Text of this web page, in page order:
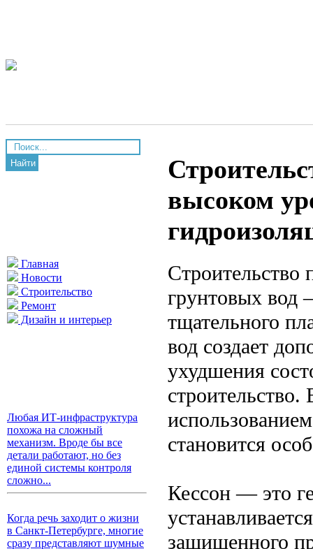
Найти
Главная
Новости
Строительство
Ремонт
Дизайн и интерьер
Любая ИТ-инфраструктура
похожа на сложный
механизм. Вроде бы все
детали работают, но без
единой системы контроля
сложно...
Когда речь заходит о жизни
в Санкт-Петербурге, многие
сразу представляют шумные
высоком
Строительство
грунтовых вод
тщательного
вод создает
ухудшения
становится
Кессон — это
защищенного